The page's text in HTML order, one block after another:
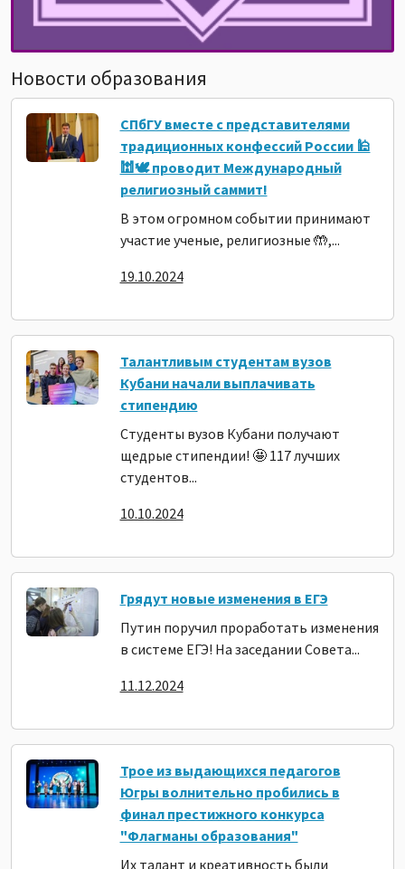
Новости образования
СПбГУ вместе с представителями
традиционных конфессий России 🕌
🕍🕊️ проводит Международный
религиозный саммит!
В этом огромном событии принимают
участие ученые, религиозные 🤲,...
19.10.2024
Талантливым студентам вузов
Кубани начали выплачивать
стипендию
Студенты вузов Кубани получают
щедрые стипендии! 🤩 117 лучших
студентов...
10.10.2024
Грядут новые изменения в ЕГЭ
Путин поручил проработать изменения
в системе ЕГЭ! На заседании Совета...
11.12.2024
Трое из выдающихся педагогов
Югры волнительно пробились в
финал престижного конкурса
"Флагманы образования"
Их талант и креативность были